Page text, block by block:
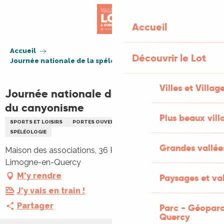
Accueil
Découvrir le Lot
Villes et
Plus beaux
Grandes
Paysages et
Parc -
Quercy
Accueil
Journée nationale de la spéléologie et du canyonisme
Journée nationale de la spéléologie et
du canyonisme
SPORTS ET LOISIRS PORTES OUVERTES
SORTIE NATURE
SPÉLÉOLOGIE
Maison des associations, 36 Rue de Lescure, 46260
Limogne-en-Quercy
M'y rendre
J'y vais en train !
Partager